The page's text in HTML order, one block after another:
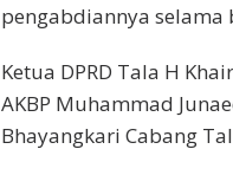
pengabdiannya selama
Ketua DPRD Tala H
AKBP Muhammad
Bhayangkari Cabang